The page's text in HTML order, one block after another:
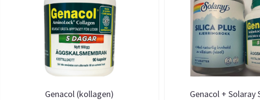
Genacol (kollagen) Genacol + Solaray